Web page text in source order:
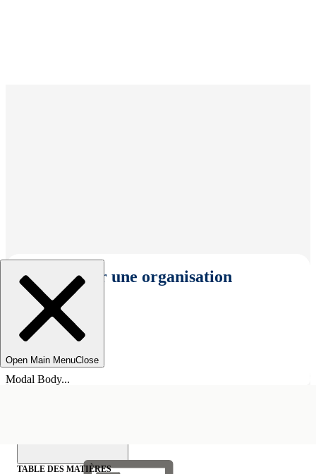
Sélectionner une organisation
Open Main MenuClose
Modal Body...
TABLE DES MATIÈRES